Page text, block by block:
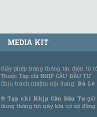
MEDIA KIT
Giấy phép trang thông tin điện tử
Thuộc Tạp chí NHỊP CẦU ĐẦU TƯ -
Chịu trách nhiệm nội dung: Bà
© Tạp chí Nhịp Cầu Đầu Tưgiữ
dung thông tin này khi có sự